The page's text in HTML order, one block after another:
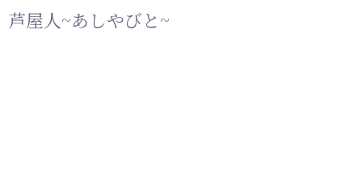
芦屋人~あしやびと~